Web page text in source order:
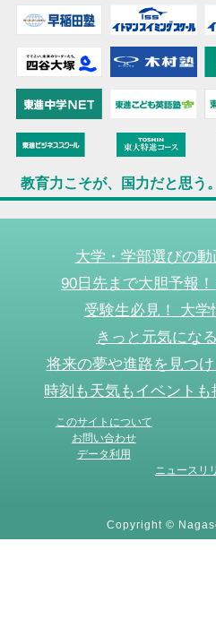
教育力こそが、国力だと思う。
大学・学部選びの
90日先まで大胆予報
受験生必見！ 大学
きっと元気にな
将来の夢や進路を見つ
時刻も天気もイベント
このサイトについて
お問い合わせ
データ利用
ニュースリ
Copyright ©